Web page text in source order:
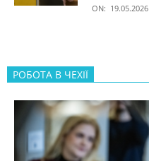
ON: 19.05.2026
РОБОТА В ЧЕХІЇ